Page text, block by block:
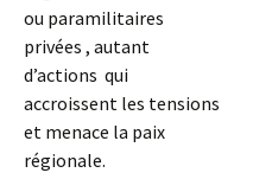
ou paramilitaires
privées , autant
d’actions qui
accroissent les tensions
et menace la paix
régionale.